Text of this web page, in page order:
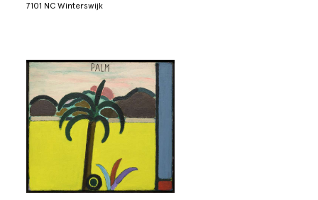
7101 NC Winterswijk